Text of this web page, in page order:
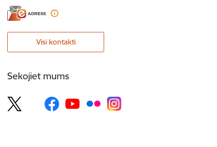
Visi kontakti
Sekojiet mums